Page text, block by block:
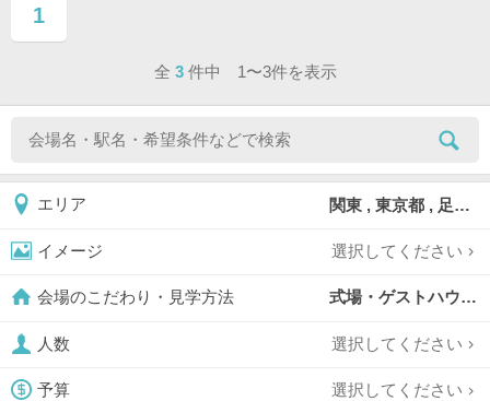
1
ページ目
全 3 件中 1〜3件を表示
エリア 関東 , 東京都 , 足立区
イメージ 選択してください
会場のこだわり・見学方法 式場・ゲストハウス,
人数 選択してください
予算 選択してください